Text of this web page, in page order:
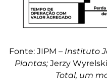
Fonte: JIPM –Instituto
Plantas;Jerzy
Total, um